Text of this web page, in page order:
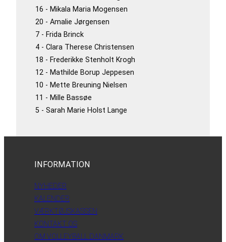
16 - Mikala Maria Mogensen
20 - Amalie Jørgensen
7 - Frida Brinck
4 - Clara Therese Christensen
18 - Frederikke Stenholt Krogh
12 - Mathilde Borup Jeppesen
10 - Mette Breuning Nielsen
11 - Mille Bassøe
5 - Sarah Marie Holst Lange
INFORMATION
NYHEDER
KALENDER
VÆRKTØJSKASSEN
KONTAKT OS
OM VOLLEYBALL DANMARK